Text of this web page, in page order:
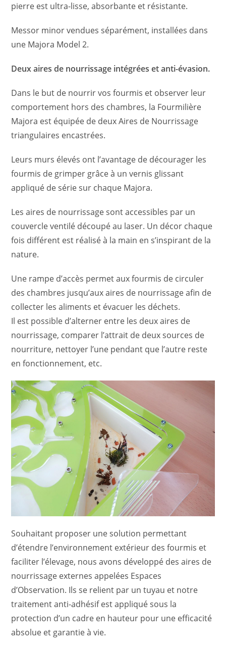
pierre est ultra-lisse, absorbante et résistante.
Messor minor vendues séparément, installées dans
une Majora Model 2.
Deux aires de nourrissage intégrées et anti-évasion.
Dans le but de nourrir vos fourmis et observer leur
comportement hors des chambres, la Fourmilière
Majora est équipée de deux Aires de Nourrissage
triangulaires encastrées.
Leurs murs élevés ont l’avantage de décourager les
fourmis de grimper grâce à un vernis glissant
appliqué de série sur chaque Majora.
Les aires de nourrissage sont accessibles par un
couvercle ventilé découpé au laser. Un décor chaque
fois différent est réalisé à la main en s’inspirant de la
nature.
Une rampe d’accès permet aux fourmis de circuler
des chambres jusqu’aux aires de nourrissage afin de
collecter les aliments et évacuer les déchets.
Il est possible d’alterner entre les deux aires de
nourrissage, comparer l’attrait de deux sources de
nourriture, nettoyer l’une pendant que l’autre reste
en fonctionnement, etc.
Souhaitant proposer une solution permettant
d’étendre l’environnement extérieur des fourmis et
faciliter l’élevage, nous avons développé des aires de
nourrissage externes appelées Espaces
d’Observation. Ils se relient par un tuyau et notre
traitement anti-adhésif est appliqué sous la
protection d’un cadre en hauteur pour une efficacité
absolue et garantie à vie.